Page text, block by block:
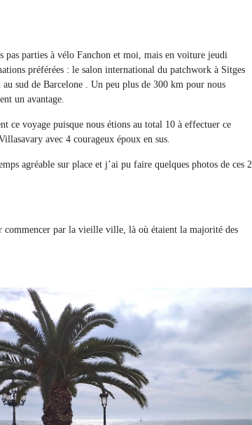
pas parties à vélo Fanchon et moi, mais en voiture jeudi
préférées : le salon international du patchwork à Sitges
sud de Barcelone . Un peu plus de 300 km pour nous
un avantage.
ce voyage puisque nous étions au total 10 à effectuer ce
avec 4 courageux époux en sus.
agréable sur place et j’ai pu faire quelques photos de ces 2
commencer par la vieille ville, là où étaient la majorité des